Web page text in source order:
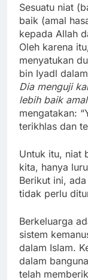
Sesuatu niat
baik (amal
kepada Allah
Oleh karena
menyatukan
bin Iyadl
Dia menguji
lebih baik
mengatakan:
terikhlas dan
Untuk itu, niat
kita, hanya
Berikut ini,
tidak perlu
Berkeluarga
sistem
dalam Islam.
dalam
telah